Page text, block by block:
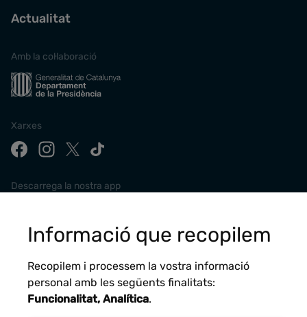
Actualitat
Amb la col·laboració
Xarxes
Descarrega la nostra app
Informació que recopilem
Recopilem i processem la vostra informació
personal amb les següents finalitats:
Funcionalitat, Analítica.